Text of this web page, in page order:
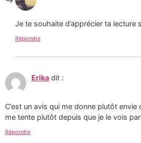
Je te souhaite d’apprécier ta lecture
Répondre
Erika dit :
C’est un avis qui me donne plutôt
me tente plutôt depuis que je le vois
Répondre